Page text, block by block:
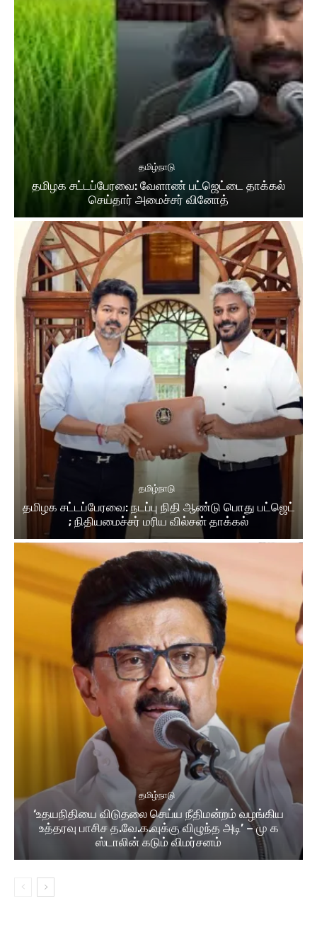
தமிழ்நாடு
தமிழக சட்​டப்​பேர​வை: வேளாண் பட்​ஜெட்டை தாக்கல்
செய்தார் அமைச்சர் வினோத்
தமிழ்நாடு
தமிழக சட்டப்பேரவை: நடப்பு நிதி ஆண்​டு பொது பட்ஜெட்
; நிதியமைச்சர் மரிய வில்சன் தாக்​கல்
தமிழ்நாடு
‘உதயநிதியை விடுதலை செய்ய நீதிமன்றம் வழங்கிய
உத்தரவு பாசிச த.வே.க.வுக்கு விழுந்த அடி’ – மு க
ஸ்டாலின் கடும் விமர்சனம்